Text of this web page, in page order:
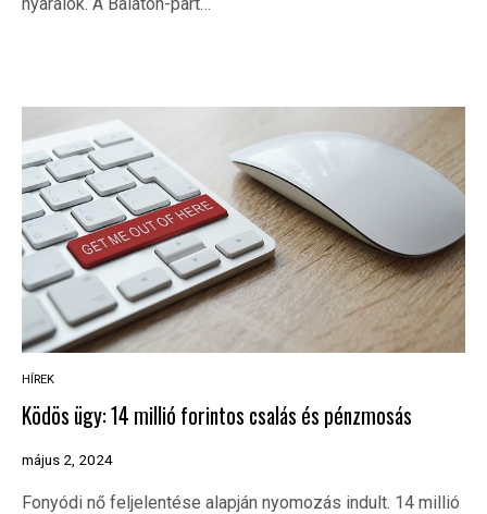
HÍREK
Ködös ügy: 14 millió forintos csalás és pénzmosás
május 2, 2024
Fonyódi nő feljelentése alapján nyomozás indult. 14 millió